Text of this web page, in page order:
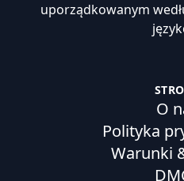
uporządkowanym
O
Polityka
Warunki